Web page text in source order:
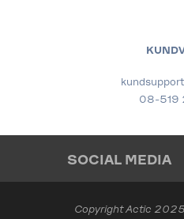
08-519
SOCIAL MEDIA
Copyright Actic